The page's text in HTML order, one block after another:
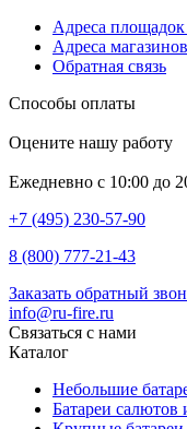
Адреса площадок
Адреса
Обратная связь
Способы оплаты
Оцените нашу работу
Ежедневно с 10:00 до
+7 (495) 230-57-90
8 (800) 777-21-43
Заказать обратный
info@ru-fire.ru
Связаться с нами
Каталог
Небольшие
Батареи салютов